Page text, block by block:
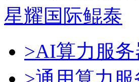
星耀国际鲲泰
>AI算力服务